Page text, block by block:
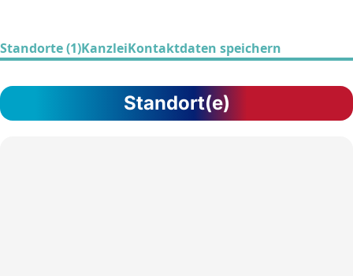
Standorte (1)KanzleiKontaktdaten speichern
Standort(e)